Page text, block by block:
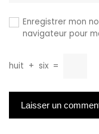
Enregistrer mon
navigateur pour
huit + six =